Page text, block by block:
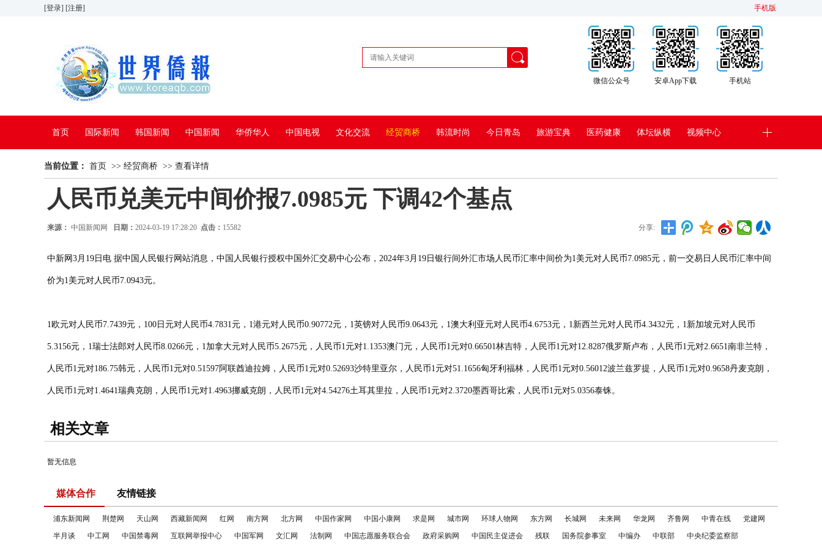
[登录] [注册] 手机版
手机站
安卓App下载
微信公众号
首页 国际新闻 韩国新闻 中国新闻 华侨华人 中国电视 文化交流 经贸商桥 韩流时尚 今日青岛 旅游宝典 医药健康 体坛纵横 视频中心
看中国 特别报道
当前位置： 首页 >> 经贸商桥 >> 查看详情
人民币兑美元中间价报7.0985元 下调42个基点
来源： 中国新闻网 日期： 2024-03-19 17:28:20 点击： 15582 分享:
中新网3月19日电 据中国人民银行网站消息，中国人民银行授权中国外汇交易中心公布，2024年3月19日银行间外汇市场人民币汇率中间价为1美元对人民币7.0985元，前一交易日人民币汇率中间
价为1美元对人民币7.0943元。
1欧元对人民币7.7439元，100日元对人民币4.7831元，1港元对人民币0.90772元，1英镑对人民币9.0643元，1澳大利亚元对人民币4.6753元，1新西兰元对人民币4.3432元，1新加坡元对人民币
5.3156元，1瑞士法郎对人民币8.0266元，1加拿大元对人民币5.2675元，人民币1元对1.1353澳门元，人民币1元对0.66501林吉特，人民币1元对12.8287俄罗斯卢布，人民币1元对2.6651南非兰特，
人民币1元对186.75韩元，人民币1元对0.51597阿联酋迪拉姆，人民币1元对0.52693沙特里亚尔，人民币1元对51.1656匈牙利福林，人民币1元对0.56012波兰兹罗提，人民币1元对0.9658丹麦克朗，
人民币1元对1.4641瑞典克朗，人民币1元对1.4963挪威克朗，人民币1元对4.54276土耳其里拉，人民币1元对2.3720墨西哥比索，人民币1元对5.0356泰铢。
相关文章
暂无信息
媒体合作 友情链接
浦东新闻网 荆楚网 天山网 西藏新闻网 红网 南方网 北方网 中国作家网 中国小康网 求是网 城市网 环球人物网 东方网 长城网 未来网 华龙网 齐鲁网 中青在线
党建网
半月谈
中工网 中国禁毒网 互联网举报中心 中国军网 文汇网 法制网 中国志愿服务联合会 政府采购网 中国民主促进会 残联 国务院参事室 中编办 中联部 中央纪委监察部